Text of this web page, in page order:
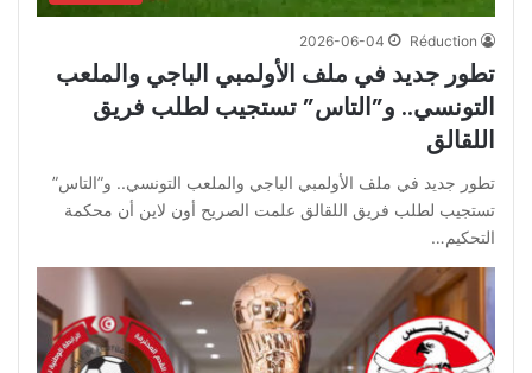
Réduction
2026-06-04
تطور جديد في ملف الأولمبي الباجي والملعب
التونسي.. و”التاس” تستجيب لطلب فريق
اللقالق
تطور جديد في ملف الأولمبي الباجي والملعب التونسي.. و”التاس”
تستجيب لطلب فريق اللقالق علمت الصريح أون لاين أن محكمة
التحكيم…